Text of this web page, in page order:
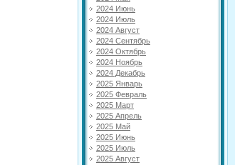
2024 Июнь
2024 Июль
2024 Август
2024 Сентябрь
2024 Октябрь
2024 Ноябрь
2024 Декабрь
2025 Январь
2025 Февраль
2025 Март
2025 Апрель
2025 Май
2025 Июнь
2025 Июль
2025 Август